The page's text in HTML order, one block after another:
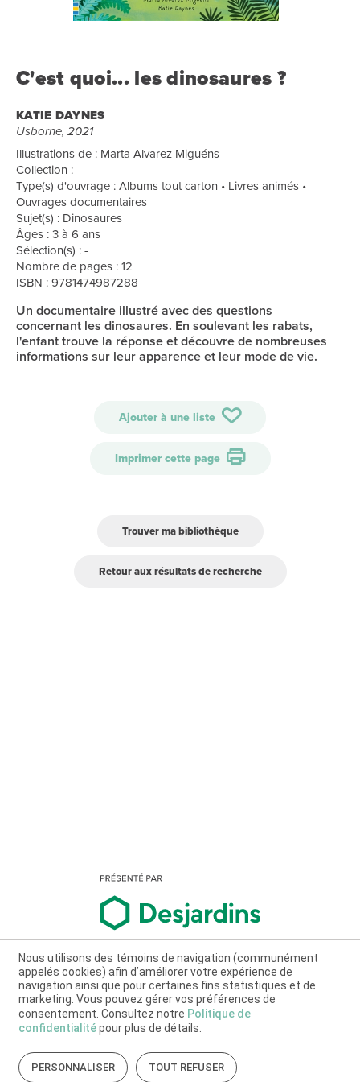
C'est quoi... les dinosaures ?
KATIE DAYNES
Usborne, 2021
Illustrations de : Marta Alvarez Miguéns
Collection : -
Type(s) d'ouvrage : Albums tout carton • Livres animés •
Ouvrages documentaires
Sujet(s) : Dinosaures
Âges : 3 à 6 ans
Sélection(s) : -
Nombre de pages : 12
ISBN : 9781474987288
Un documentaire illustré avec des questions
concernant les dinosaures. En soulevant les rabats,
l'enfant trouve la réponse et découvre de nombreuses
informations sur leur apparence et leur mode de vie.
Ajouter à une liste
Imprimer cette page
Trouver ma bibliothèque
Retour aux résultats de recherche
Nous utilisons des témoins de navigation (communément
appelés cookies) afin d’améliorer votre expérience de
navigation ainsi que pour certaines fins statistiques et de
marketing. Vous pouvez gérer vos préférences de
consentement. Consultez notre Politique de
confidentialitépour plus de détails.
PERSONNALISER TOUT REFUSER